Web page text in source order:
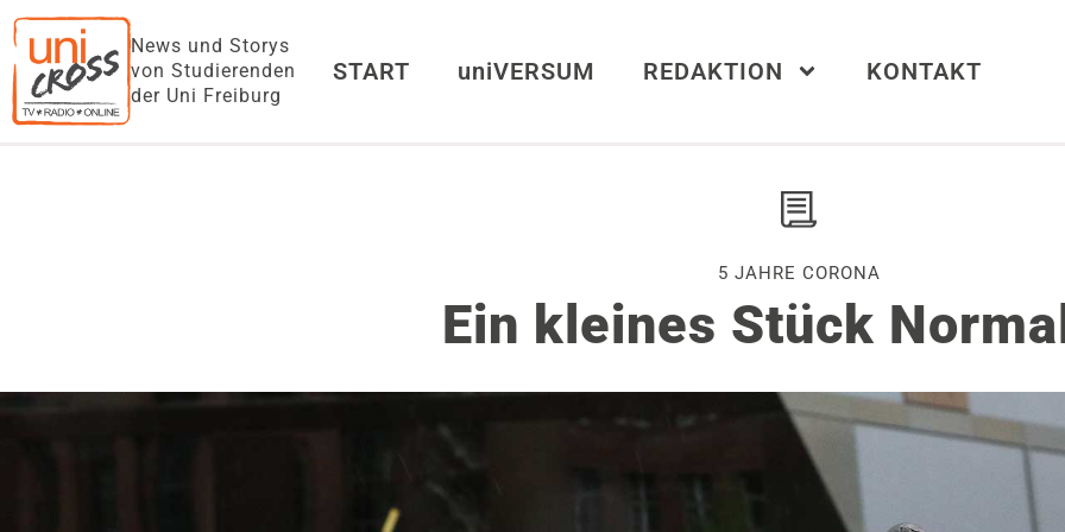
News und Storys
von Studierenden
der Uni Freiburg
START uniVERSUM REDAKTION KONTAKT
5 JAHRE CORONA
Ein kleines Stück